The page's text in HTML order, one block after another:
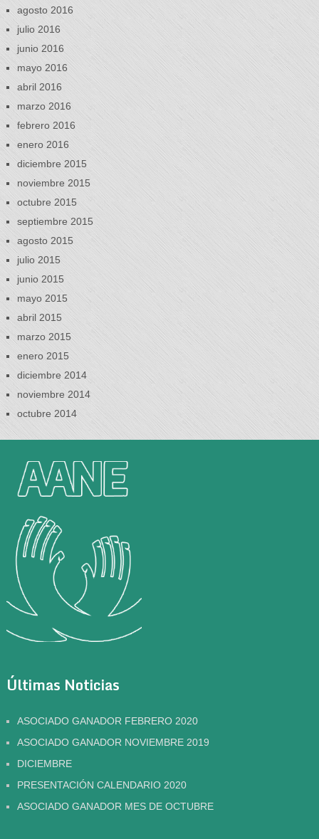
agosto 2016
julio 2016
junio 2016
mayo 2016
abril 2016
marzo 2016
febrero 2016
enero 2016
diciembre 2015
noviembre 2015
octubre 2015
septiembre 2015
agosto 2015
julio 2015
junio 2015
mayo 2015
abril 2015
marzo 2015
enero 2015
diciembre 2014
noviembre 2014
octubre 2014
Últimas Noticias
ASOCIADO GANADOR FEBRERO 2020
ASOCIADO GANADOR NOVIEMBRE 2019
DICIEMBRE
PRESENTACIÓN CALENDARIO 2020
ASOCIADO GANADOR MES DE OCTUBRE